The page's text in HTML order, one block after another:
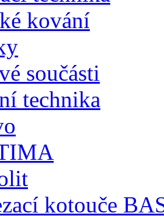
kování
součásti
technika
kotouče